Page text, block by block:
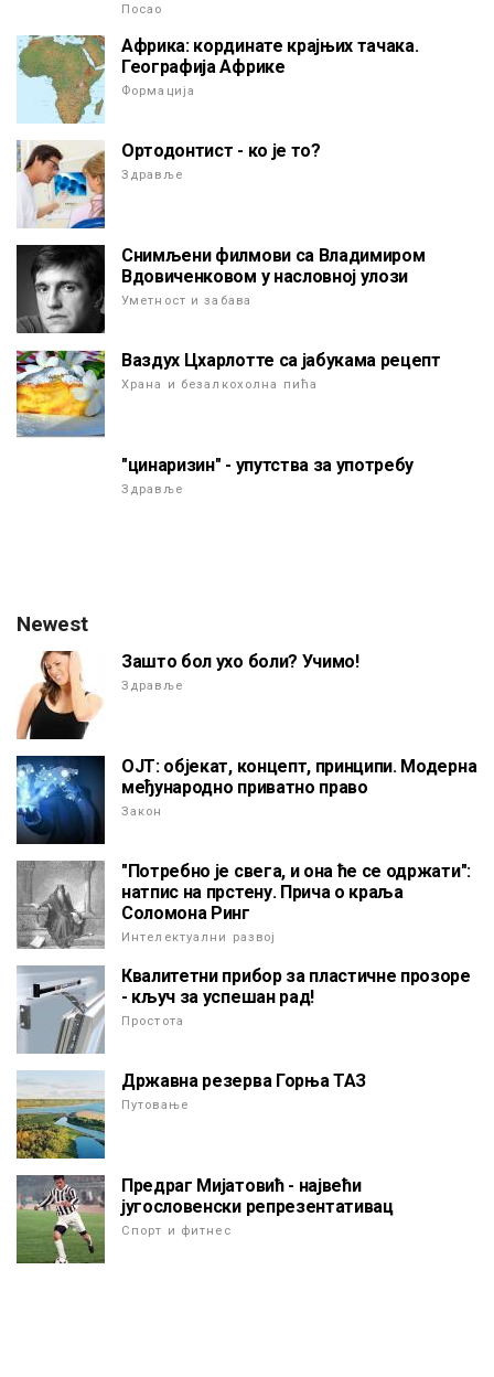
Посао
Африка: кординате крајњих тачака.
Географија Африке
Формација
Ортодонтист - ко је то?
Здравље
Снимљени филмови са Владимиром
Вдовиченковом у насловној улози
Уметност и забава
Ваздух Цхарлотте са јабукама рецепт
Храна и безалкохолна пића
"цинаризин" - упутства за употребу
Здравље
Newest
Зашто бол ухо боли? Учимо!
Здравље
ОЈТ: објекат, концепт, принципи. Модерна
међународно приватно право
Закон
"Потребно је свега, и она ће се одржати":
натпис на прстену. Прича о краља
Соломона Ринг
Интелектуални развој
Квалитетни прибор за пластичне прозоре
- кључ за успешан рад!
Простота
Државна резерва Горња ТАЗ
Путовање
Предраг Мијатовић - највећи
југословенски репрезентативац
Спорт и фитнес